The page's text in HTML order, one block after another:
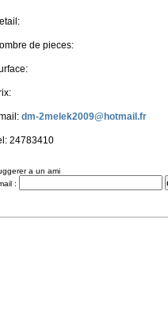
de pieces:
dm-2melek2009@hotmail.fr
24783410
a un ami
: